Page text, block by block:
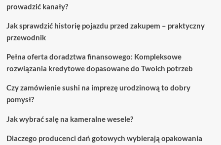
prowadzić kanały?
Jak sprawdzić historię pojazdu przed zakupem – praktyczny
przewodnik
Pełna oferta doradztwa finansowego: Kompleksowe
rozwiązania kredytowe dopasowane do Twoich potrzeb
Czy zamówienie sushi na imprezę urodzinową to dobry
pomysł?
Jak wybrać salę na kameralne wesele?
Dlaczego producenci dań gotowych wybierają opakowania